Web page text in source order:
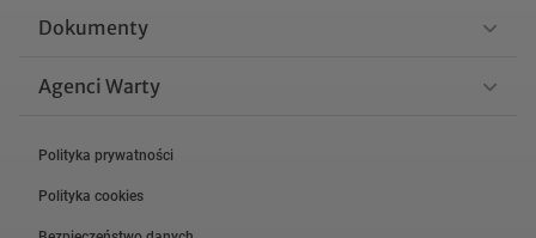
AN_SACHS_EUROPEJSKI_
H_sprawozdanie_polroczn
Dokumenty
Agenci Warty
Polityka prywatności
Polityka cookies